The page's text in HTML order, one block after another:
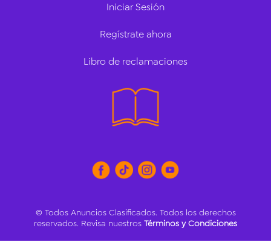
Iniciar Sesión
Regístrate ahora
Libro de reclamaciones
© Todos Anuncios Clasificados. Todos los derechos
reservados. Revisa nuestros Términos y Condiciones